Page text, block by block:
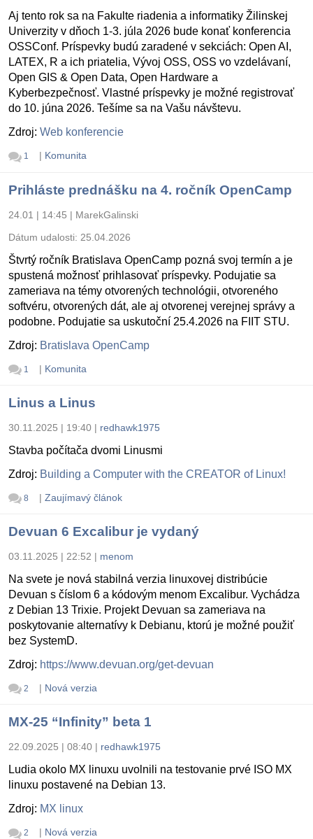
Aj tento rok sa na Fakulte riadenia a informatiky Žilinskej
Univerzity v dňoch 1-3. júla 2026 bude konať konferencia
OSSConf. Príspevky budú zaradené v sekciách: Open AI,
LATEX, R a ich priatelia, Vývoj OSS, OSS vo vzdelávaní,
Open GIS & Open Data, Open Hardware a
Kyberbezpečnosť. Vlastné príspevky je možné registrovať
do 10. júna 2026. Tešíme sa na Vašu návštevu.
Zdroj: Web konferencie
1 | Komunita
Prihláste prednášku na 4. ročník OpenCamp
24.01 | 14:45 | MarekGalinski
Dátum udalosti: 25.04.2026
Štvrtý ročník Bratislava OpenCamp pozná svoj termín a je
spustená možnosť prihlasovať príspevky. Podujatie sa
zameriava na témy otvorených technológii, otvoreného
softvéru, otvorených dát, ale aj otvorenej verejnej správy a
podobne. Podujatie sa uskutoční 25.4.2026 na FIIT STU.
Zdroj: Bratislava OpenCamp
1 | Komunita
Linus a Linus
30.11.2025 | 19:40 | redhawk1975
Stavba počítača dvomi Linusmi
Zdroj: Building a Computer with the CREATOR of Linux!
8 | Zaujímavý článok
Devuan 6 Excalibur je vydaný
03.11.2025 | 22:52 | menom
Na svete je nová stabilná verzia linuxovej distribúcie
Devuan s číslom 6 a kódovým menom Excalibur. Vychádza
z Debian 13 Trixie. Projekt Devuan sa zameriava na
poskytovanie alternatívy k Debianu, ktorú je možné použiť
bez SystemD.
Zdroj: https://www.devuan.org/get-devuan
2 | Nová verzia
MX-25 “Infinity” beta 1
22.09.2025 | 08:40 | redhawk1975
Ludia okolo MX linuxu uvolnili na testovanie prvé ISO MX
linuxu postavené na Debian 13.
Zdroj: MX linux
2 | Nová verzia